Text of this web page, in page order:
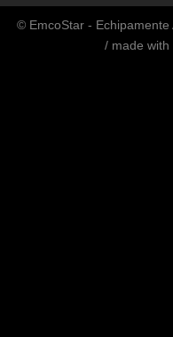
© EmcoStar - Echipamente
/ made with